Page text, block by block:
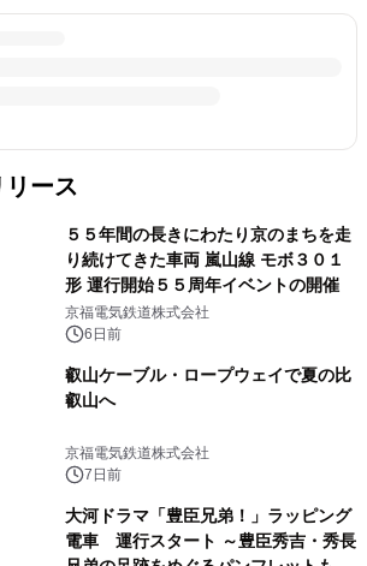
リース
５５年間の長きにわたり京のまちを走
り続けてきた車両 嵐山線 モボ３０１
形 運行開始５５周年イベントの開催
京福電気鉄道株式会社
6日前
叡山ケーブル・ロープウェイで夏の比
叡山へ
京福電気鉄道株式会社
7日前
大河ドラマ「豊臣兄弟！」ラッピング
電車 運行スタート ～豊臣秀吉・秀長